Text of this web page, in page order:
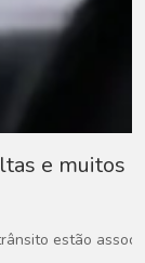
e muitos
estão